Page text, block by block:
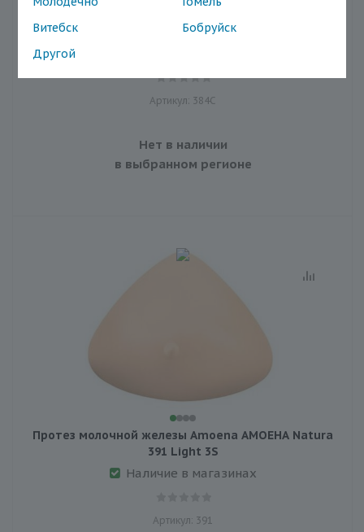
Витебск
Бобруйск
Другой
384C 1S
Артикул: 384C
Нет в наличии
в выбранном регионе
Протез молочной железы Amoena АМОЕНА Natura
391 Light 3S
Наличие в магазинах
Артикул: 391